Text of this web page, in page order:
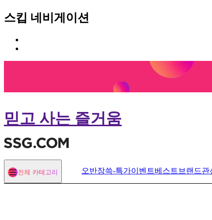
스킵 네비게이션
고
뉴
로
가
문
가
믿고 사는 즐거움
전체 카테고리 오반장쓱-특가이벤트베스트 브랜드관